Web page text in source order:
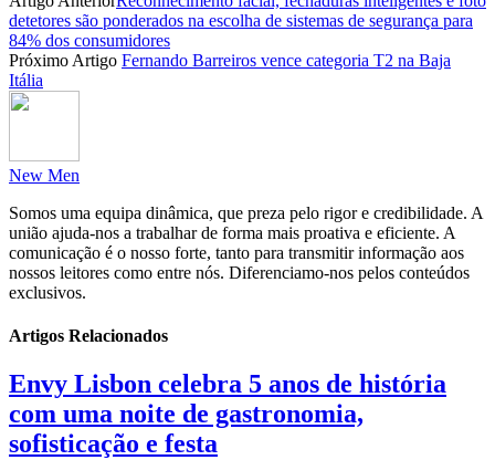
Partilhar
detetores são ponderados na escolha de sistemas de segurança para
84% dos consumidores
Próximo Artigo Fernando Barreiros vence categoria T2 na Baja
Itália
New Men
Somos uma equipa dinâmica, que preza pelo rigor e credibilidade. A
união ajuda-nos a trabalhar de forma mais proativa e eficiente. A
comunicação é o nosso forte, tanto para transmitir informação aos
nossos leitores como entre nós. Diferenciamo-nos pelos conteúdos
exclusivos.
Artigos Relacionados
Envy Lisbon celebra 5 anos de história
com uma noite de gastronomia,
sofisticação e festa